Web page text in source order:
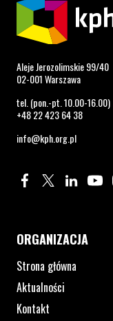
Aleje Jerozolimskie 99/40
02-001 Warszawa
tel. (pon.-pt. 10.00-16.00)
+48 22 423 64 38
info@kph.org.pl
Profil naProfil naProfil
ORGANIZACJA
Strona główna
Aktualności
Kontakt